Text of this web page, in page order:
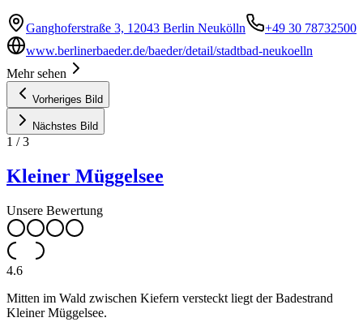
Ganghoferstraße 3, 12043 Berlin Neukölln
+49 30 78732500
www.berlinerbaeder.de/baeder/detail/stadtbad-neukoelln
Mehr sehen
Vorheriges Bild
Nächstes Bild
1 /3
Kleiner Müggelsee
Unsere Bewertung
4.6
Mitten im Wald zwischen Kiefern versteckt liegt der Badestrand
Kleiner Müggelsee.